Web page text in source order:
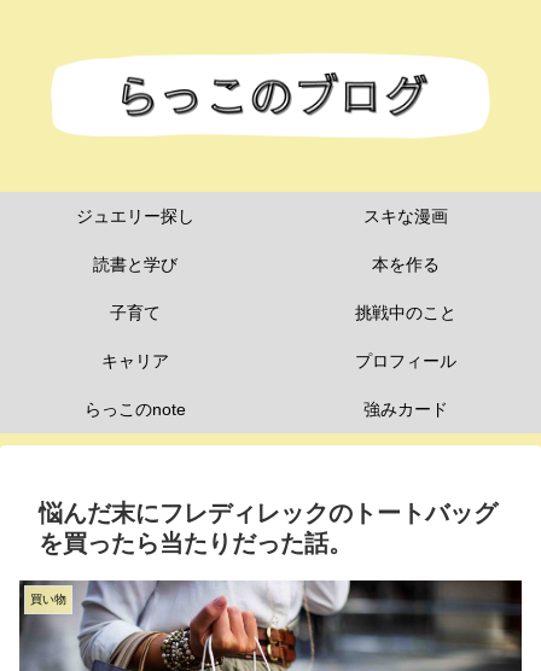
ジュエリー探し スキな漫画
読書と学び 本を作る
子育て 挑戦中のこと
キャリア プロフィール
らっこのnote 強みカード
悩んだ末にフレディレックのトートバッグ
を買ったら当たりだった話。
買い物